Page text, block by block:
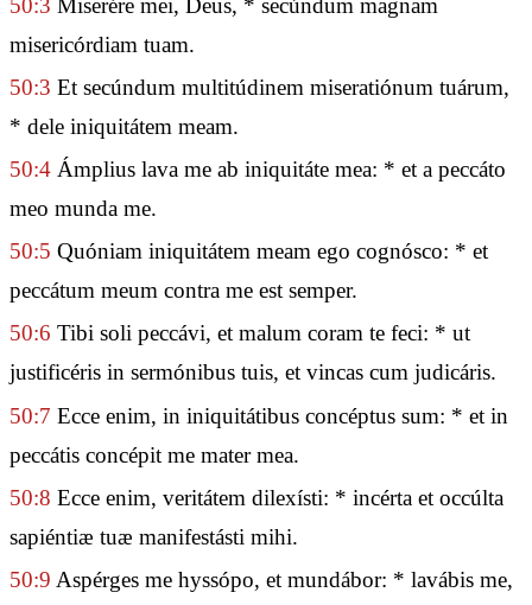
misericórdiam tuam.
50:3 Et secúndum multitúdinem miseratiónum tuárum,
* dele iniquitátem meam.
50:4 Ámplius lava me ab iniquitáte mea: * et a peccáto
meo munda me.
50:5 Quóniam iniquitátem meam ego cognósco: * et
peccátum meum contra me est semper.
50:6 Tibi soli peccávi, et malum coram te feci: * ut
justificéris in sermónibus tuis, et vincas cum judicáris.
50:7 Ecce enim, in iniquitátibus concéptus sum: * et in
peccátis concépit me mater mea.
50:8 Ecce enim, veritátem dilexísti: * incérta et occúlta
sapiéntiæ tuæ manifestásti mihi.
50:9 Aspérges me hyssópo, et mundábor: * lavábis me,